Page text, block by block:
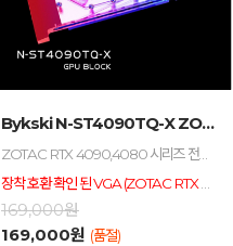
Bykski N-ST4090TQ-X ZOTAC VG...
ZOTAC RTX 4090,4080 시리즈 전용 워터블럭 / 아크릴 / 알루미늄 / 니켈 도금 / ADD_RGB 적용 / ADD_RGB 보드 싱크 호환(AURA, MYSTIC등) / 아세탈, 아크릴 2가지 색상
169,000원
169,000원 (품절)